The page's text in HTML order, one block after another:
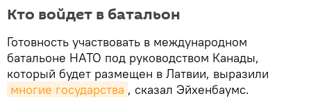
Кто войдет в батальон
Готовность участвовать в международном
батальоне НАТО под руководством Канады,
который будет размещен в Латвии, выразили
многие государства , сказал Эйхенбаумс.